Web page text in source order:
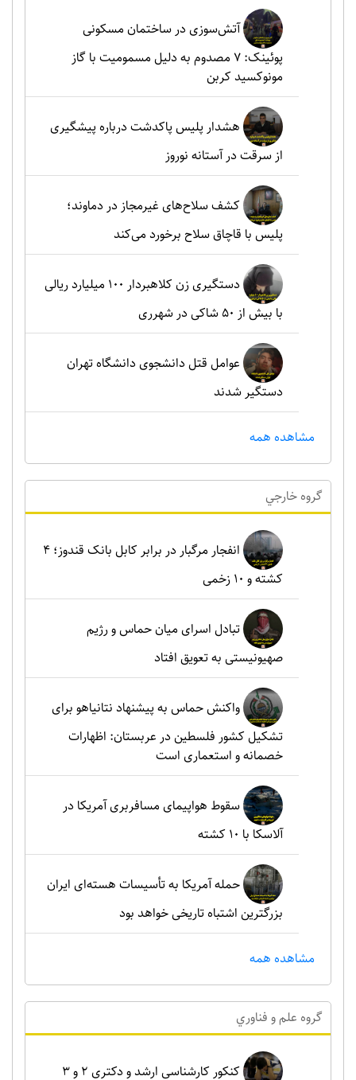
آتش‌سوزی در ساختمان مسکونی
پوئینک: 7 مصدوم به دلیل مسمومیت با گاز
مونوکسید کربن
هشدار پلیس پاکدشت درباره پیشگیری
از سرقت در آستانه نوروز
کشف سلاح‌های غیرمجاز در دماوند؛
پلیس با قاچاق سلاح برخورد می‌کند
دستگیری زن کلاهبردار ۱۰۰ میلیارد ریالی
با بیش از ۵۰ شاکی در شهرری
عوامل قتل دانشجوی دانشگاه تهران
دستگیر شدند
مشاهده همه
گروه خارجي
انفجار مرگبار در برابر کابل بانک قندوز؛ ۴
کشته و ۱۰ زخمی
تبادل اسرای میان حماس و رژیم
صهیونیستی به تعویق افتاد
واکنش حماس به پیشنهاد نتانیاهو برای
تشکیل کشور فلسطین در عربستان: اظهارات
خصمانه و استعماری است
سقوط هواپیمای مسافربری آمریکا در
آلاسکا با ۱۰ کشته
حمله آمریکا به تأسیسات هسته‌ای ایران
بزرگترین اشتباه تاریخی خواهد بود
مشاهده همه
گروه علم و فناوري
کنکور کارشناسی ارشد و دکتری ۲ و ۳